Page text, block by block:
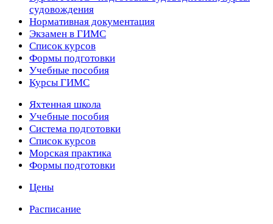
судовождения
Нормативная документация
Экзамен в ГИМС
Список курсов
Формы подготовки
Учебные пособия
Курсы ГИМС
Яхтенная школа
Учебные пособия
Cистема подготовки
Список курсов
Морская практика
Формы подготовки
Цены
Расписание